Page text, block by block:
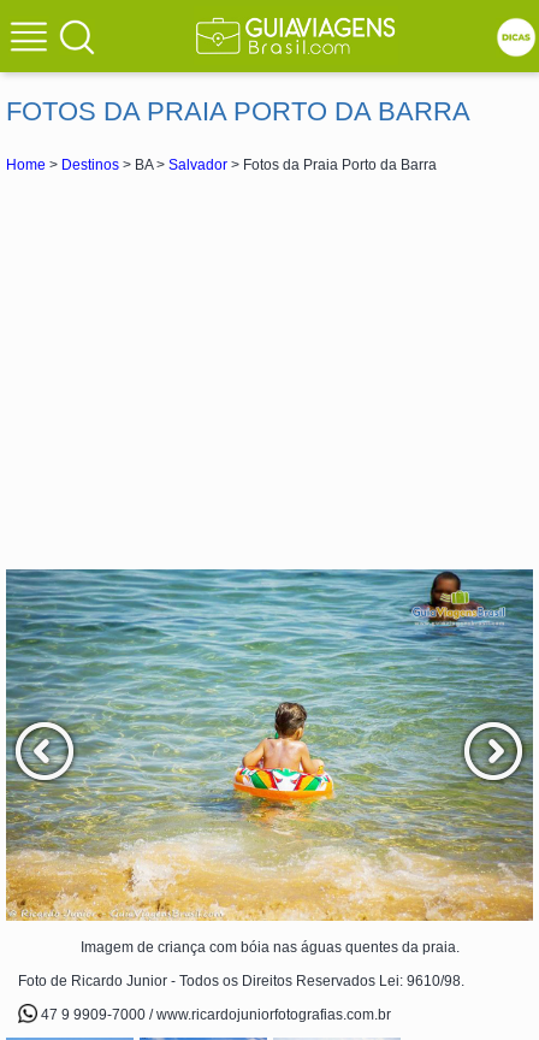
FOTOS DA PRAIA PORTO DA BARRA
Home > Destinos > BA > Salvador > Fotos da Praia Porto da Barra
Imagem de criança com bóia nas águas quentes da praia.
Foto de Ricardo Junior - Todos os Direitos Reservados Lei: 9610/98.
47 9 9909-7000 / www.ricardojuniorfotografias.com.br